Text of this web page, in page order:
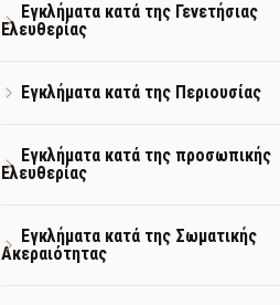
Εγκλήματα κατά της Γενετήσιας
Ελευθερίας
Εγκλήματα κατά της Περιουσίας
Εγκλήματα κατά της προσωπικής
Ελευθερίας
Εγκλήματα κατά της Σωματικής
Ακεραιότητας